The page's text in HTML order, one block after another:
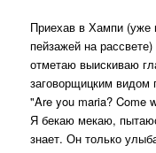
Приехав в Хампи (уже
пейзажей на
отметаю выискиваю
заговорщицким видом
"Are you maria? Come
Я бекаю мекаю,
знает. Он только